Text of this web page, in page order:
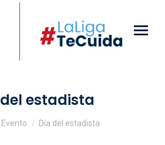
estadista
Evento Día del estadista